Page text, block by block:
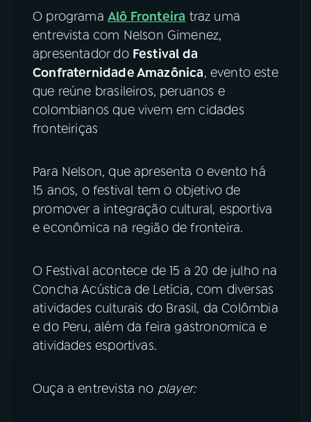
08 FESTIVAL DE MÚSICA
ACOMPANHE A RÁDIO NACIONAL
Instagram
TikTok
O programa Alô Fronteira traz uma
entrevista com Nelson Gimenez,
apresentador do Festival da
Confraternidade Amazônica, evento este
que reúne brasileiros, peruanos e
colombianos que vivem em cidades
fronteiriças
Para Nelson, que apresenta o evento há
15 anos, o festival tem o objetivo de
promover a integração cultural, esportiva
e econômica na região de fronteira.
O Festival acontece de 15 a 20 de julho na
Concha Acústica de Letícia, com diversas
atividades culturais do Brasil, da Colômbia
e do Peru, além da feira gastronomica e
atividades esportivas.
Ouça a entrevista no player: